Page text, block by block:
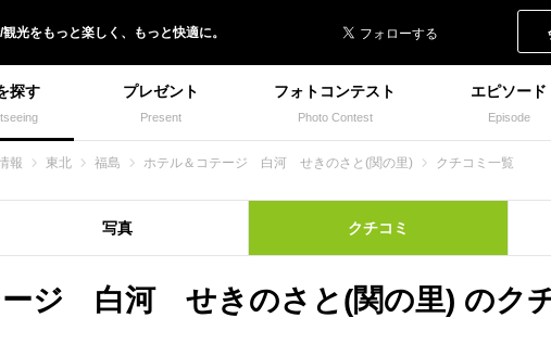
観光をもっと楽しく、 もっと快適に。
探す プレゼント
Present
フォトコンテスト
Photo Contest
エピソード
Episode
報 東北 福島 ホテル＆コテージ 白河 せきのさと(関の里) クチコミ一覧
写真 クチコミ
ージ 白河 せきのさと(関の里) のク